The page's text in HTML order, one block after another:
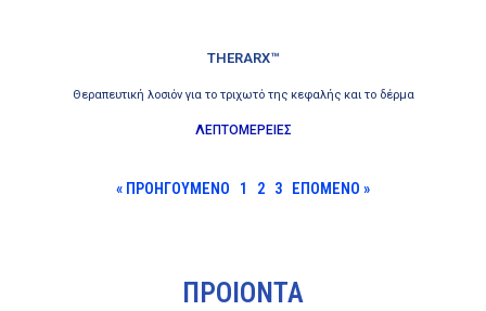
THERARX™
Θεραπευτική λοσιόν για το τριχωτό της κεφαλής και το δέρμα
ΛΕΠΤΟΜΕΡΕΙΕΣ
« ΠΡΟΗΓΟΥΜΕΝΟ 1 2 3 ΕΠΟΜΕΝΟ »
ΠΡΟΙΟΝΤΑ